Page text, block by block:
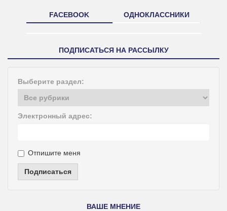
FACEBOOK ОДНОКЛАССНИКИ
ПОДПИСАТЬСЯ НА РАССЫЛКУ
Выберите раздел:
Электронный адрес:
Отпишите меня
Подписаться
ВАШЕ МНЕНИЕ